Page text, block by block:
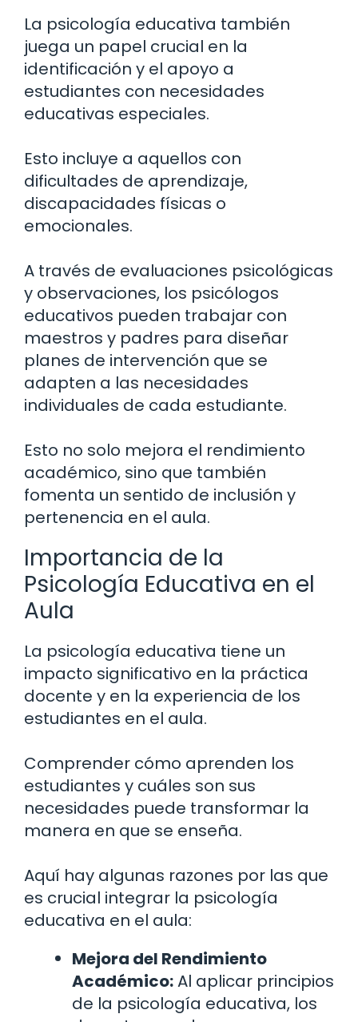
La psicología educativa también
juega un papel crucial en la
identificación y el apoyo a
estudiantes con necesidades
educativas especiales.
Esto incluye a aquellos con
dificultades de aprendizaje,
discapacidades físicas o
emocionales.
A través de evaluaciones psicológicas
y observaciones, los psicólogos
educativos pueden trabajar con
maestros y padres para diseñar
planes de intervención que se
adapten a las necesidades
individuales de cada estudiante.
Esto no solo mejora el rendimiento
académico, sino que también
fomenta un sentido de inclusión y
pertenencia en el aula.
Importancia de la
Psicología Educativa en el
Aula
La psicología educativa tiene un
impacto significativo en la práctica
docente y en la experiencia de los
estudiantes en el aula.
Comprender cómo aprenden los
estudiantes y cuáles son sus
necesidades puede transformar la
manera en que se enseña.
Aquí hay algunas razones por las que
es crucial integrar la psicología
educativa en el aula:
Mejora del Rendimiento
Académico:Al aplicar principios
de la psicología educativa, los